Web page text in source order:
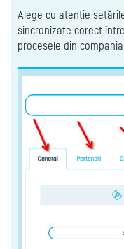
Alege cu atenție
sincronizate corect
procesele din